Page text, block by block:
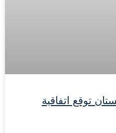
توقع اتفاقية